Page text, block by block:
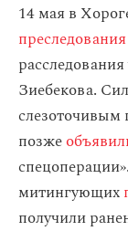
14 мая в
преследования
Зиебекова.
слезоточивым
позже
митингующих
получили